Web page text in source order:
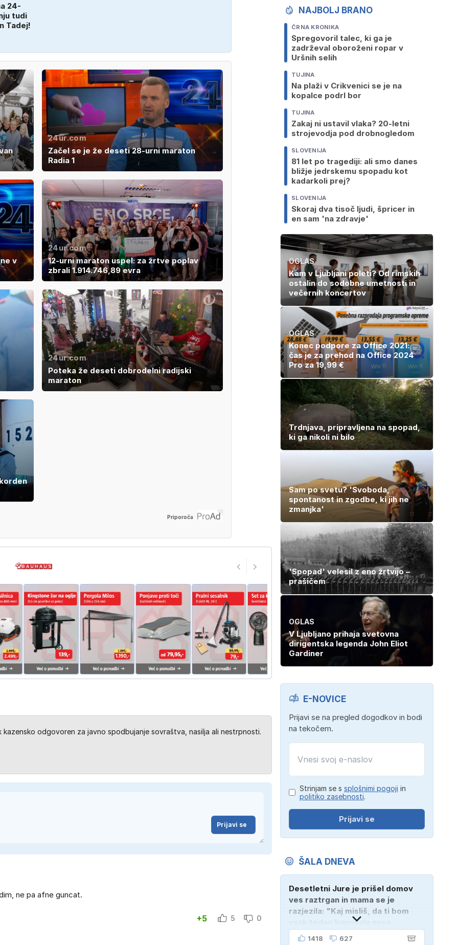
24-
tudi
Tadej!
24ur.com
Začel se je že deseti 28-urni maraton
Radia 1
v
24ur.com
12-urni maraton uspel: za žrtve poplav
zbrali 1.914.746,89 evra
24ur.com
Poteka že deseti dobrodelni radijski
maraton
Priporoča
kazensko odgovoren za javno spodbujanje sovraštva, nasilja ali nestrpnosti.
Prijavi se
ne pa afne guncat.
+5 5 0
NAJBOLJ BRANO
ČRNA KRONIKA
Spregovoril talec, ki ga je
zadrževal oboroženi ropar v
Uršnih selih
TUJINA
Na plaži v Crikvenici se je na
kopalce podrl bor
TUJINA
Zakaj ni ustavil vlaka? 20-letni
strojevodja pod drobnogledom
SLOVENIJA
81 let po tragediji: ali smo danes
bližje jedrskemu spopadu kot
kadarkoli prej?
SLOVENIJA
Skoraj dva tisoč ljudi, špricer in
en sam 'na zdravje'
OGLAS
Kam v Ljubljani poleti? Od rimskih
ostalin do sodobne umetnosti in
večernih koncertov
OGLAS
Konec podpore za Office 2021:
čas je za prehod na Office 2024
Pro za 19,99 €
Trdnjava, pripravljena na spopad,
ki ga nikoli ni bilo
Sam po svetu? 'Svoboda,
spontanost in zgodbe, ki jih ne
zmanjka'
'Spopad' velesil z eno žrtvijo –
prašičem
OGLAS
V Ljubljano prihaja svetovna
dirigentska legenda John Eliot
Gardiner
E-NOVICE
Prijavi se na pregled dogodkov in bodi
na tekočem.
Strinjam se s splošnimi pogoji in
politiko zasebnosti.
Prijavi se
ŠALA DNEVA
Desetletni Jure je prišel domov
ves raztrgan in mama se je
razjezila: "Kaj misliš, da ti bom
vsak teden kupovala nova
oblačila?" "Bodi vesela, da je
1418 627